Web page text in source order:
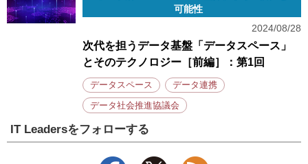
可能性
2024/08/28
次代を担うデータ基盤「データスペース」
とそのテクノロジー［前編］：第1回
データスペース データ連携
データ社会推進協議会
IT Leadersをフォローする